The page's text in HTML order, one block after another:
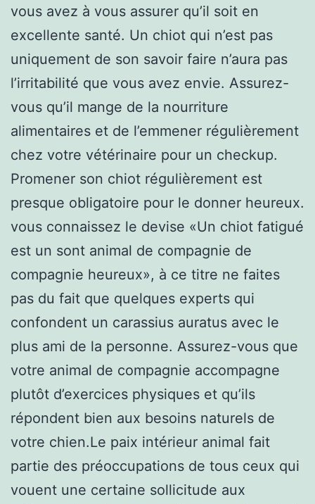
vous avez à vous assurer qu’il soit en
excellente santé. Un chiot qui n’est pas
uniquement de son savoir faire n’aura pas
l’irritabilité que vous avez envie. Assurez-
vous qu’il mange de la nourriture
alimentaires et de l’emmener régulièrement
chez votre vétérinaire pour un checkup.
Promener son chiot régulièrement est
presque obligatoire pour le donner heureux.
vous connaissez le devise «Un chiot fatigué
est un sont animal de compagnie de
compagnie heureux», à ce titre ne faites
pas du fait que quelques experts qui
confondent un carassius auratus avec le
plus ami de la personne. Assurez-vous que
votre animal de compagnie accompagne
plutôt d’exercices physiques et qu’ils
répondent bien aux besoins naturels de
votre chien.Le paix intérieur animal fait
partie des préoccupations de tous ceux qui
vouent une certaine sollicitude aux